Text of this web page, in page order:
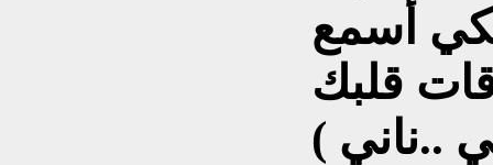
أسمع
قلبك
..ناني )